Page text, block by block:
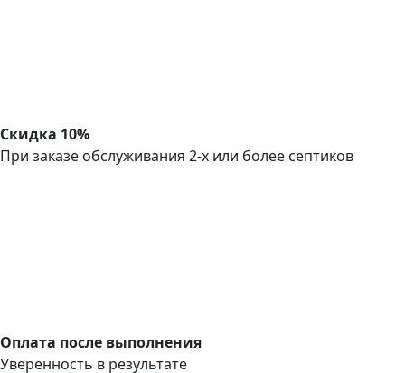
Скидка 10%
При заказе обслуживания 2-х или более септиков
Оплата после выполнения
Уверенность в результате